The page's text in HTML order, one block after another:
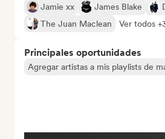
Jamie xx
James Blake
The Juan Maclean
Ver todos
Principales oportunidades
Agregar artistas a mis playlists de